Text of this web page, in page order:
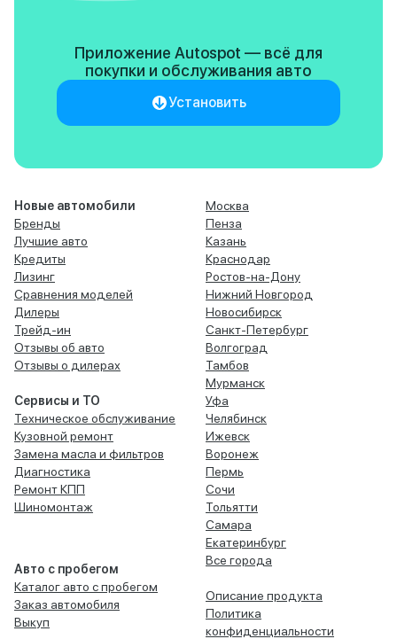
Приложение Autospot — всё для
покупки и обслуживания авто
Установить
Новые автомобили
Бренды
Лучшие авто
Кредиты
Лизинг
Сравнения моделей
Дилеры
Трейд-ин
Отзывы об авто
Отзывы о дилерах
Сервисы и ТО
Техническое обслуживание
Кузовной ремонт
Замена масла и фильтров
Диагностика
Ремонт КПП
Шиномонтаж
Авто с пробегом
Каталог авто с пробегом
Заказ автомобиля
Выкуп
Москва
Пенза
Казань
Краснодар
Ростов-на-Дону
Нижний Новгород
Новосибирск
Санкт-Петербург
Волгоград
Тамбов
Мурманск
Уфа
Челябинск
Ижевск
Воронеж
Пермь
Сочи
Тольятти
Самара
Екатеринбург
Все города
Описание продукта
Политика
конфиденциальности